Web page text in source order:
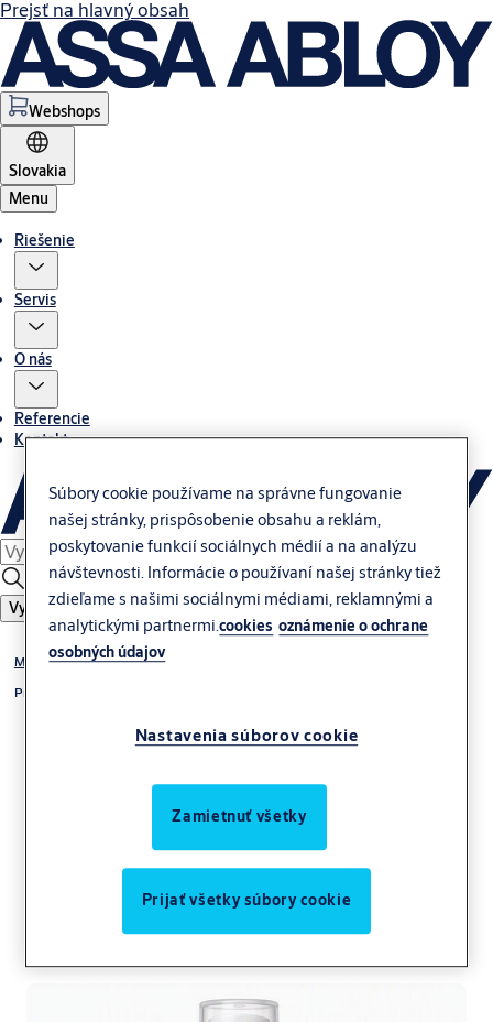
Prejsť na hlavný obsah
Webshops
Slovakia
Menu
Riešenie
Servis
O nás
Referencie
Kontakt
Vyhľadať
Mechanické zámky
Príslušenstvo
Čisticí sprej na zámky a
kování
Súbory cookie používame na správne fungovanie
našej stránky, prispôsobenie obsahu a reklám,
poskytovanie funkcií sociálnych médií a na analýzu
návštevnosti. Informácie o používaní našej stránky tiež
zdieľame s našimi sociálnymi médiami, reklamnými a
analytickými partnermi.cookies oznámenie o ochrane
osobných údajov
Nastavenia súborov cookie
Zamietnuť všetky
Prijať všetky súbory cookie